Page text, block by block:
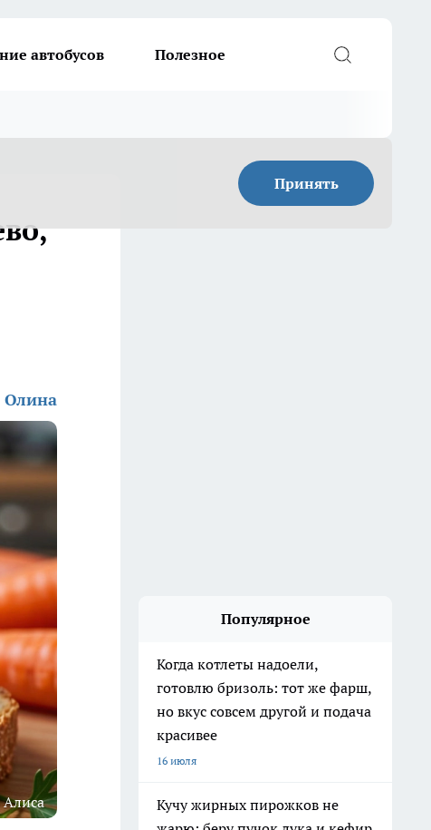
автобусов Полезное
Принять
Олина
Алиса
Популярное
Когда котлеты надоели,
готовлю бризоль: тот же фарш,
но вкус совсем другой и подача
красивее
16 июля
Кучу жирных пирожков не